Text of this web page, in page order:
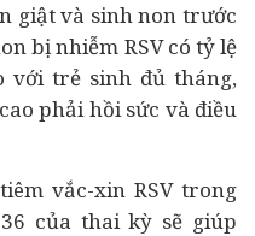
giật và sinh non trước
bị nhiễm RSV có tỷ lệ
với trẻ sinh đủ tháng,
phải hồi sức và điều
vắc-xin RSV trong
của thai kỳ sẽ giúp